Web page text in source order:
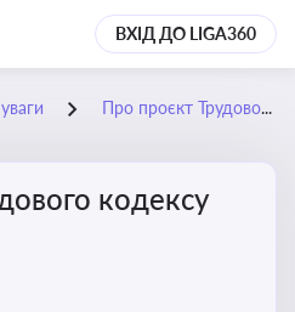
ВХІД ДО LIGA360
Про проєкт Трудового кодексу
кодексу